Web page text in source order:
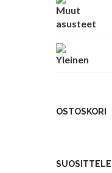
OSTOSKORI